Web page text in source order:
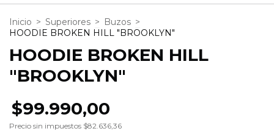
Inicio > Superiores > Buzos >
HOODIE BROKEN HILL "BROOKLYN"
HOODIE BROKEN HILL
"BROOKLYN"
$99.990,00
Precio sin impuestos $82.636,36